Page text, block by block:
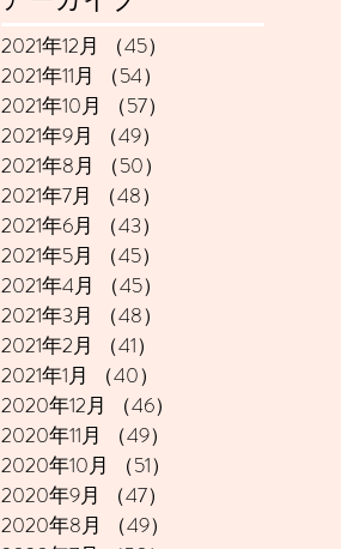
2021年12月 （45）
2021年11月
（54）
2021年10月
（57）
2021年9月
（49）
2021年8月
（50）
2021年7月
（48）
2021年6月
（43）
2021年5月
（45）
2021年4月
（45）
2021年3月
（48）
2021年2月
（41）
2021年1月
（40）
2020年12月
（46）
2020年11月
（49）
2020年10月
（51）
2020年9月
（47）
2020年8月
（49）